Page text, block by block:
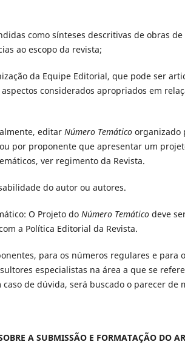
como sínteses descritivas de obras
ao escopo da revista;
da Equipe Editorial, que pode ser
considerados apropriados em
editar Número Temático organizado
por proponente que apresentar um
ver regimento da Revista.
do autor ou autores.
O Projeto do Número Temático deve
a Política Editorial da Revista.
para os números regulares e para
especialistas na área a que se
de dúvida, será buscado o parecer de
A SUBMISSÃO E FORMATAÇÃO DO